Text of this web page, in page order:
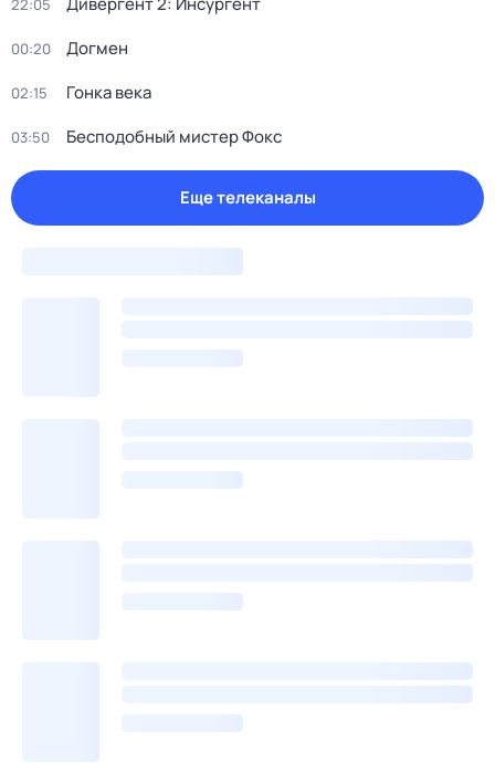
22:05
00:20 Догмен
02:15 Гонка века
03:50 Бесподобный мистер Фокс
Еще телеканалы